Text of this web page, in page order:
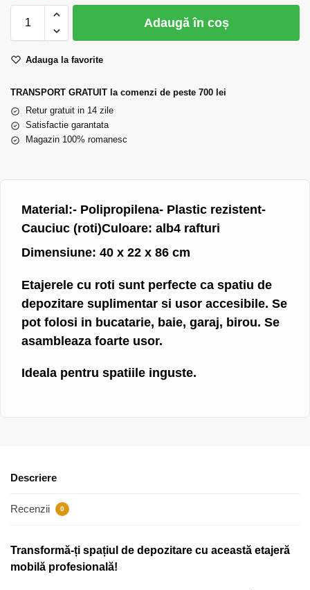
Adaugă în coș
Adauga la favorite
TRANSPORT GRATUIT la comenzi de peste 700 lei
Retur gratuit in 14 zile
Satisfactie garantata
Magazin 100% romanesc
Material:- Polipropilena- Plastic rezistent-
Cauciuc (roti)Culoare: alb4 rafturi
Dimensiune: 40 x 22 x 86 cm
Etajerele cu roti sunt perfecte ca spatiu de
depozitare suplimentar si usor accesibile. Se
pot folosi in bucatarie, baie, garaj, birou. Se
asambleaza foarte usor.
Ideala pentru spatiile inguste.
Descriere
Recenzii 0
Transformă-ți spațiul de depozitare cu această etajeră
mobilă profesională!